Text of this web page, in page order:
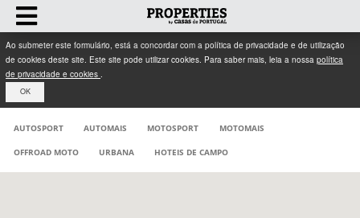
Ao submeter este formulário, está a concordar com a política de privacidade e de utilização
de cookies deste site. Este site pode utilizar cookies. Para saber mais, leia a nossa política
de privacidade e cookies .
OK
AUTOSPORT AUTOMAIS MOTOSPORT MOTOMAIS
OFFROAD MOTO URBANA HOTEIS DE CAMPO